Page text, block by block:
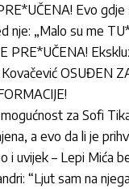
Evo gdje
nje: „Malo su me
PRE*UČENA!
OSUĐEN
za Sofi
a evo da li je
i uvijek – Lepi Mića
“Ljut sam na